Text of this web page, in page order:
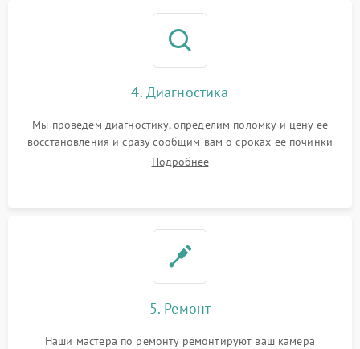
4. Диагностика
Мы проведем диагностику, определим поломку и цену ее
восстановления и сразу сообщим вам о сроках ее починки
Подробнее
5. Ремонт
Наши мастера по ремонту ремонтируют ваш камера